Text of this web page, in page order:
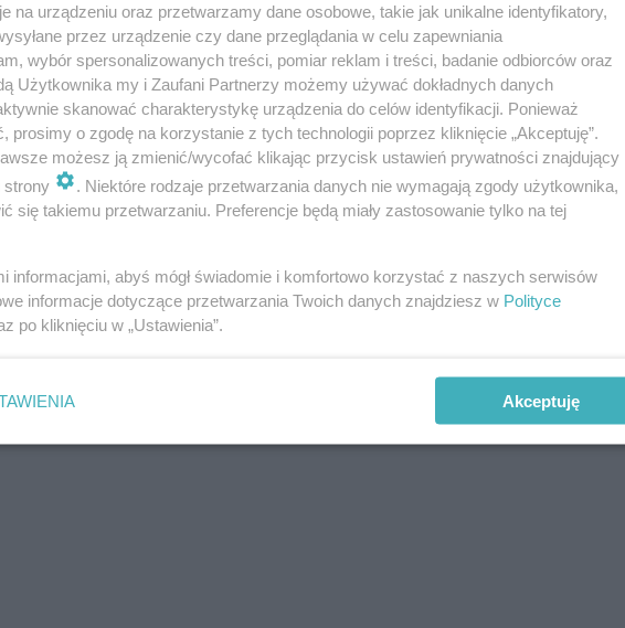
(@dodaqueen)
na urządzeniu oraz przetwarzamy dane osobowe, takie jak unikalne identyfikatory,
przez urządzenie czy dane przeglądania w celu zapewniania
wybór spersonalizowanych treści, pomiar reklam i treści, badanie odbiorców oraz
Użytkownika my i Zaufani Partnerzy możemy używać dokładnych danych
skanować charakterystykę urządzenia do celów identyfikacji. Ponieważ
prosimy o zgodę na korzystanie z tych technologii poprzez kliknięcie „Akceptuję”.
możesz ją zmienić/wycofać klikając przycisk ustawień prywatności znajdujący
strony
. Niektóre rodzaje przetwarzania danych nie wymagają zgody użytkownika,
się takiemu przetwarzaniu. Preferencje będą miały zastosowanie tylko na tej
informacjami, abyś mógł świadomie i komfortowo korzystać z naszych serwisów
informacje dotyczące przetwarzania Twoich danych znajdziesz w Polityce
po kliknięciu w „Ustawienia”.
Akceptuję